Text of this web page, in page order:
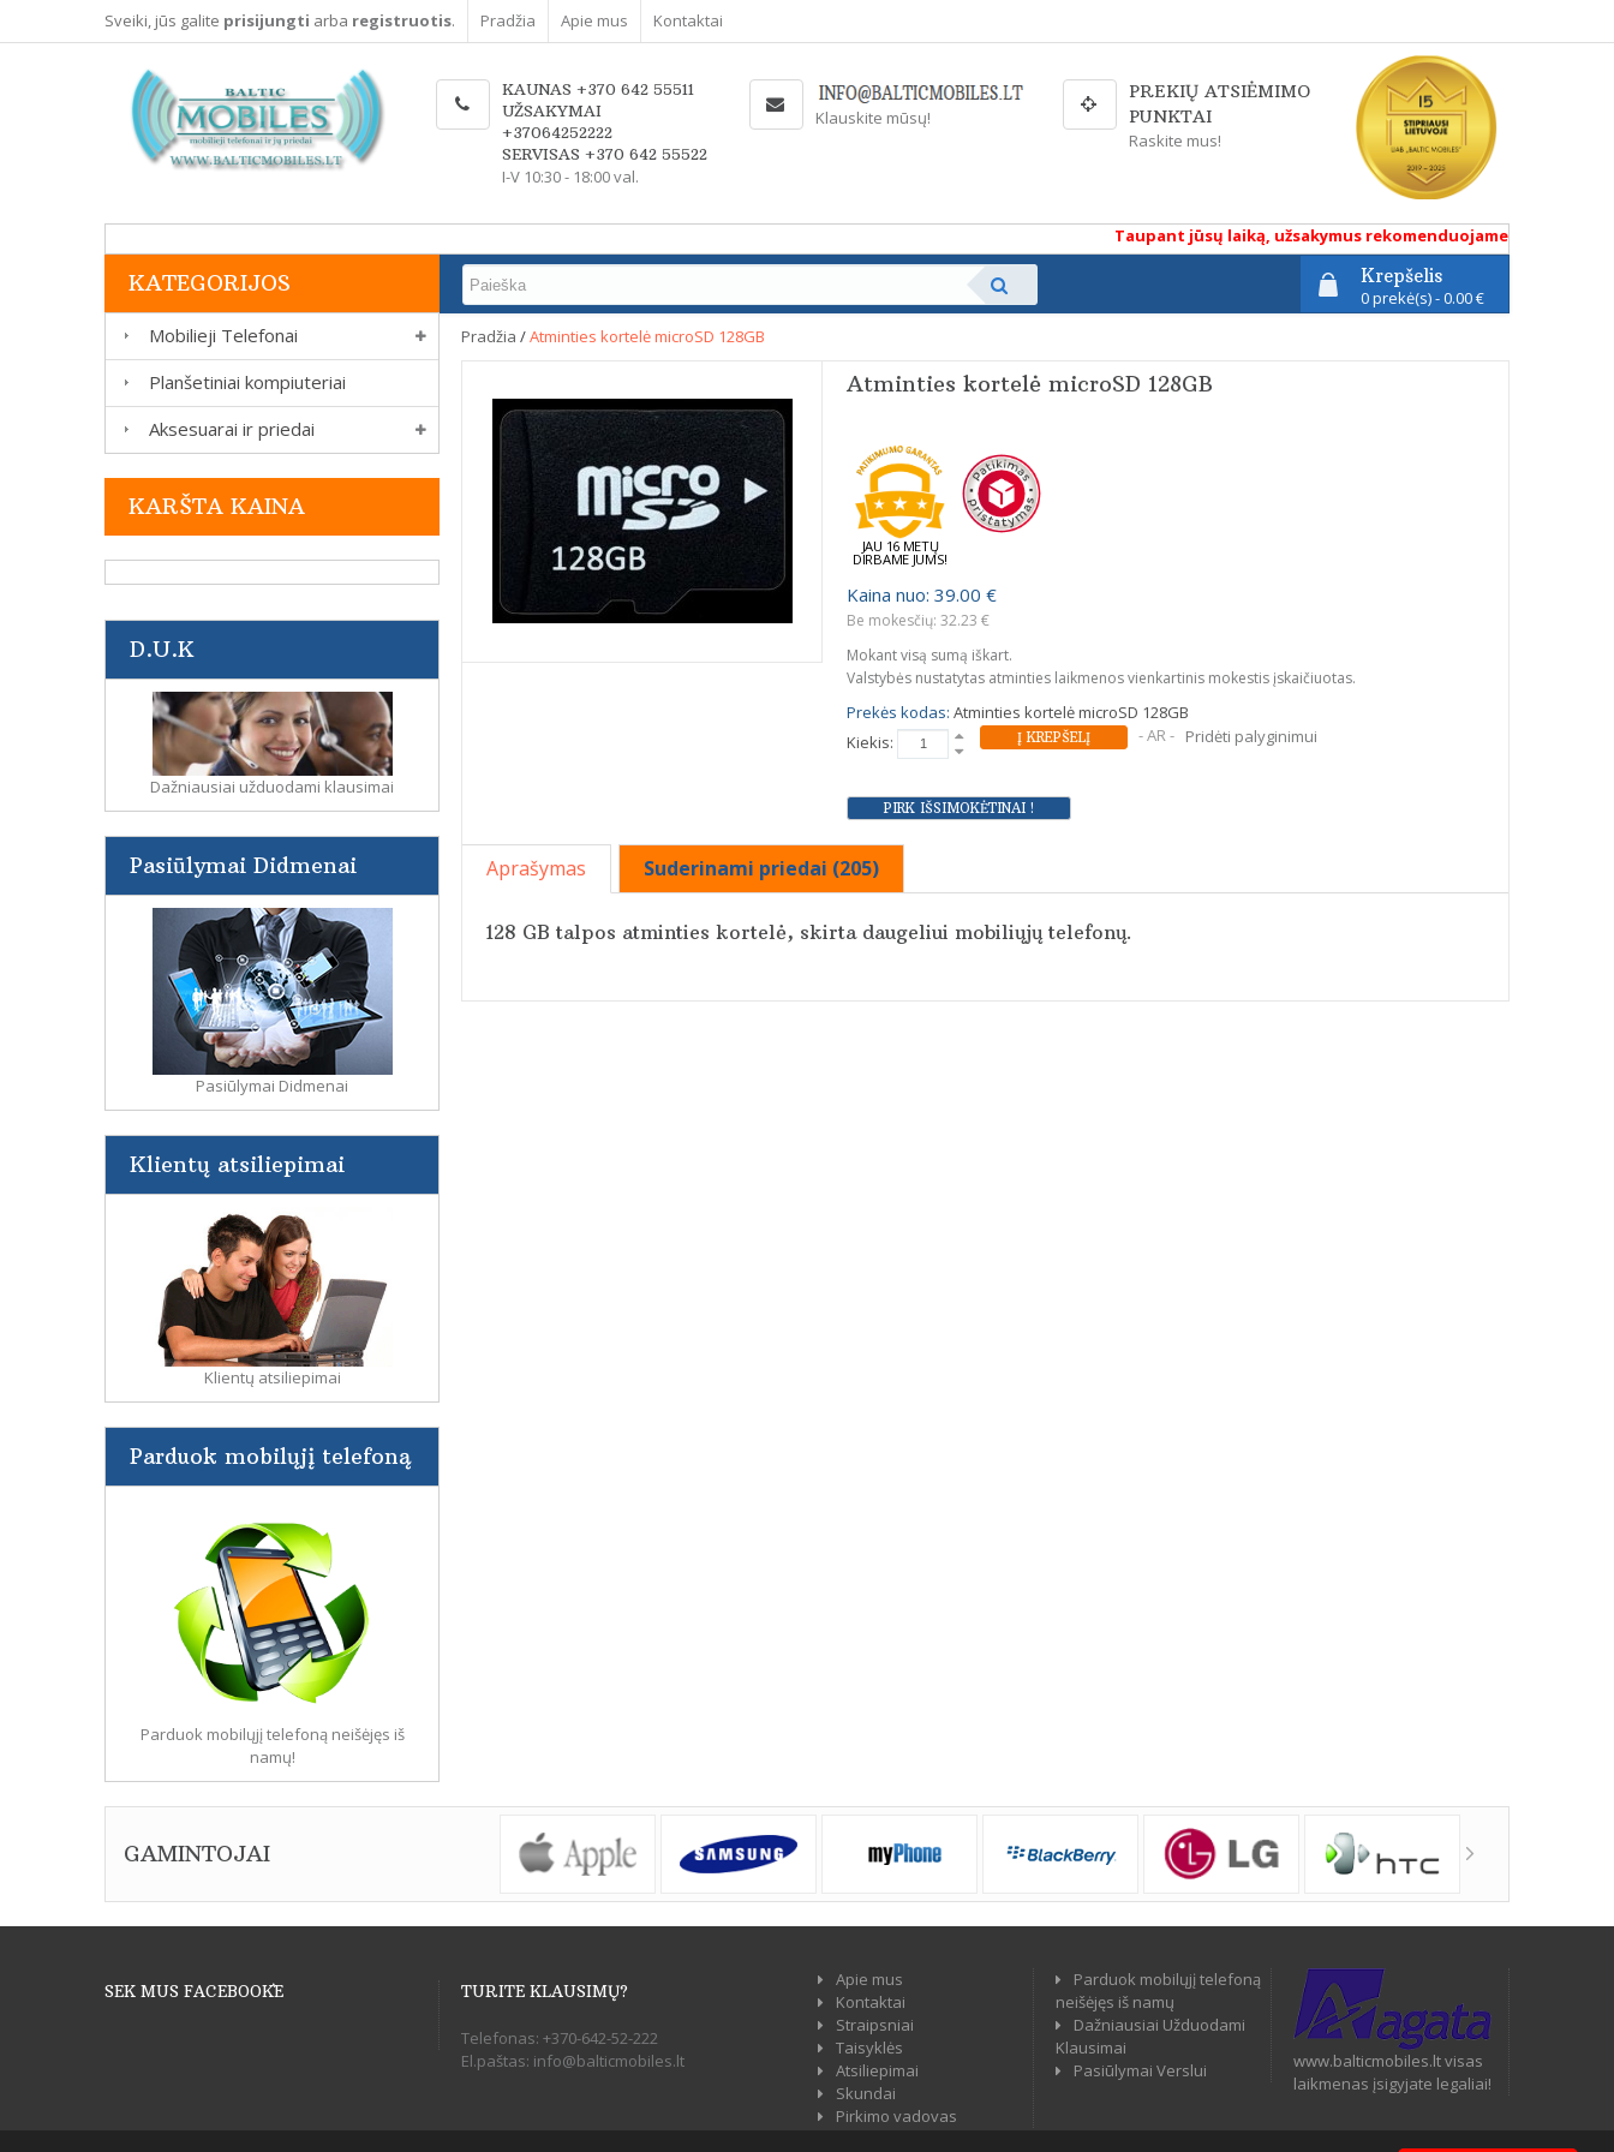
Sveiki, jūs galite prisijungti arba registruotis. Pradžia Apie mus Kontaktai
KAUNAS +370 642 55511
UŽSAKYMAI
+37064252222
SERVISAS +370 642 55522
I-V 10:30 - 18:00 val.
Klauskite mūsų!
PREKIŲ ATSIĖMIMO
PUNKTAI
Raskite mus!
Taupant jūsų laiką, užsakymus rekomenduojame atlikti
Krepšelis
0 prekė(s) - 0.00 €
KATEGORIJOS
Mobilieji Telefonai
Planšetiniai kompiuteriai
Aksesuarai ir priedai
KARŠTA KAINA
D.U.K
Dažniausiai užduodami klausimai
Pasiūlymai Didmenai
Pasiūlymai Didmenai
Klientų atsiliepimai
Klientų atsiliepimai
Parduok mobilųjį telefoną
Parduok mobilųjį telefoną neišėjęs iš
namų!
Pradžia /Atminties kortelė microSD 128GB
Atminties kortelė microSD 128GB
JAU 16 METŲ
DIRBAME JUMS!
Kaina nuo: 39.00 €
Be mokesčių: 32.23 €
Mokant visą sumą iškart.
Valstybės nustatytas atminties laikmenos vienkartinis mokestis įskaičiuotas.
Prekės kodas: Atminties kortelė microSD 128GB
Kiekis:
- AR - Pridėti palyginimui
Aprašymas Suderinami priedai (205)
128 GB talpos atminties kortelė, skirta daugeliui mobiliųjų telefonų.
GAMINTOJAI
SEK MUS FACEBOOK`E TURITE KLAUSIMŲ?
Telefonas: +370-642-52-222
El.paštas: info@balticmobiles.lt
Apie mus
Kontaktai
Straipsniai
Taisyklės
Atsiliepimai
Skundai
Pirkimo vadovas
Parduok mobilųjį telefoną
neišėjęs iš namų
Dažniausiai Užduodami
Klausimai
Pasiūlymai Verslui
www.balticmobiles.lt visas
laikmenas įsigyjate legaliai!